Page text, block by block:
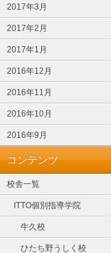
2017年3月
2017年2月
2017年1月
2016年12月
2016年11月
2016年10月
2016年9月
コンテンツ
校舎一覧
ITTO個別指導学院
牛久校
ひたち野うしく校